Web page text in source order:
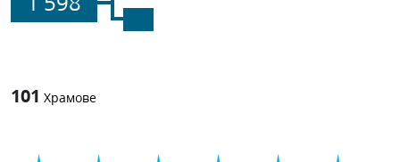
101 Храмове